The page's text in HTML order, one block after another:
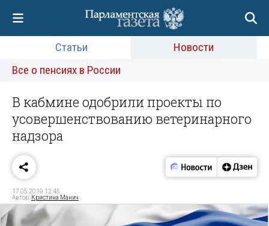
Статьи
Новости
Все о пенсиях в России
В кабмине одобрили проекты по
усовершенствованию ветеринарного
надзора
17.05.2019 12:45
Автор: Кристина Манич